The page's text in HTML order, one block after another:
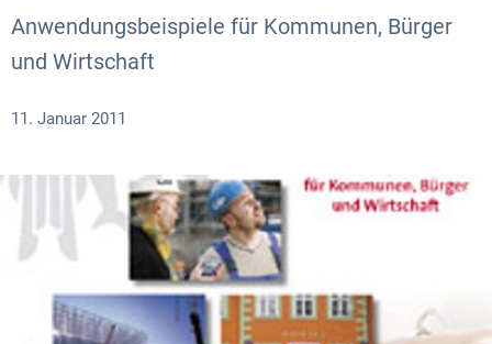
Anwendungsbeispiele für Kommunen, Bürger
und Wirtschaft
11. Januar 2011